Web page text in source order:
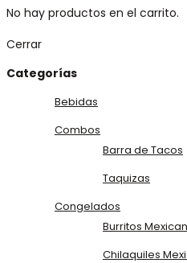
No hay productos en el carrito.
Cerrar
Categorías
Bebidas
Combos
Barra de Tacos
Taquizas
Congelados
Burritos
Chilaquiles